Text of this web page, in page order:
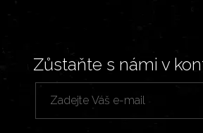
Zůstaňte s námi v